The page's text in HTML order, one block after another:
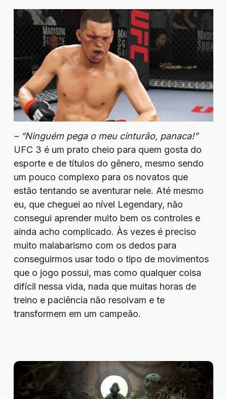
– “Ninguém pega o meu cinturão, panaca!”
UFC 3 é um prato cheio para quem gosta do
esporte e de títulos do gênero, mesmo sendo
um pouco complexo para os novatos que
estão tentando se aventurar nele. Até mesmo
eu, que cheguei ao nível Legendary, não
consegui aprender muito bem os controles e
ainda acho complicado. Às vezes é preciso
muito malabarismo com os dedos para
conseguirmos usar todo o tipo de movimentos
que o jogo possui, mas como qualquer coisa
difícil nessa vida, nada que muitas horas de
treino e paciência não resolvam e te
transformem em um campeão.
Review
Tormentum